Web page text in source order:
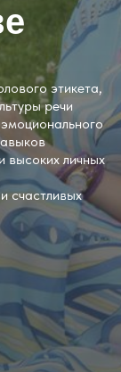
этикета,
речи
высоких личных
счастливых